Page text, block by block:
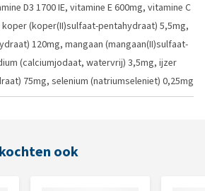
D3 1700 IE, vitamine E 600mg, vitamine C
(koper(II)sulfaat-pentahydraat) 5,5mg,
120mg, mangaan (mangaan(II)sulfaat-
(calciumjodaat, watervrij) 3,5mg, ijzer
75mg, selenium (natriumseleniet) 0,25mg
ook